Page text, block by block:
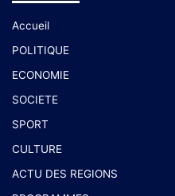
Accueil
POLITIQUE
ECONOMIE
SOCIETE
SPORT
CULTURE
ACTU DES REGIONS